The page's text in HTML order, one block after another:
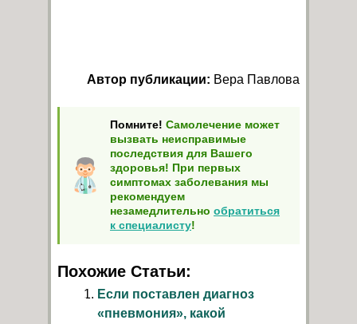
Автор публикации: Вера Павлова
Помните! Самолечение может
вызвать неисправимые
последствия для Вашего
здоровья! При первых
симптомах заболевания мы
рекомендуем
незамедлительно обратиться
к специалисту!
Похожие Статьи:
Если поставлен диагноз
«пневмония», какой